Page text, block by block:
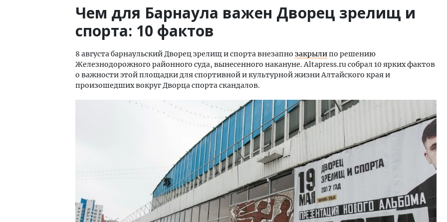
Чем для Барнаула важен Дворец зрелищ и
спорта: 10 фактов
8 августа барнаульский Дворец зрелищ и спорта внезапно закрылипо решению
Железнодорожного районного суда, вынесенного накануне. Altapress.ru собрал 10 ярких фактов
о важности этой площадки для спортивной и культурной жизни Алтайского края и
произошедших вокруг Дворца спорта скандалов.